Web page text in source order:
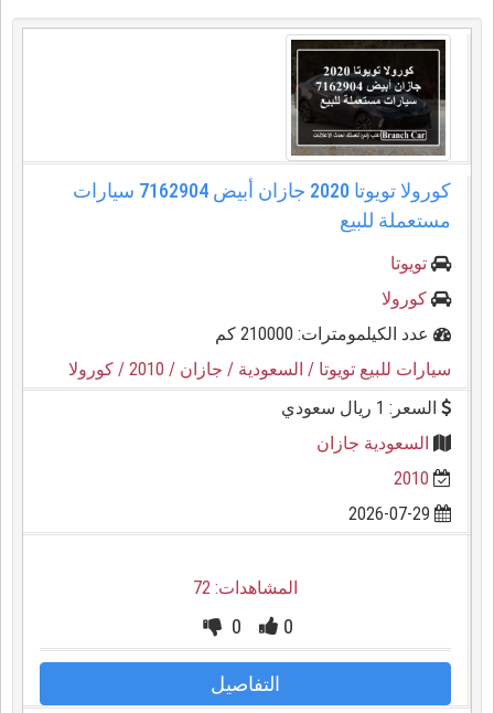
كورولا تويوتا 2020 جازان أبيض 7162904 سيارات
مستعملة للبيع
تويوتا
كورولا
عدد الكيلمومترات: 210000 كم
سيارات للبيع تويوتا / السعودية / جازان / 2010
/ كورولا
السعر: 1 ريال سعودي
السعودية جازان
2010
المشاهدات: 72
0
0
التفاصيل